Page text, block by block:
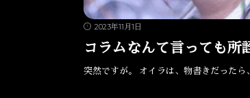
2023年11月1日
コラムなんて言っても所
突然ですが。 オイラは、物書きだった